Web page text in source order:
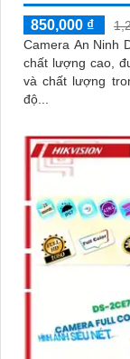
850,000 ₫
Camera An Ninh
chất lượng cao,
và chất lượng
độ...